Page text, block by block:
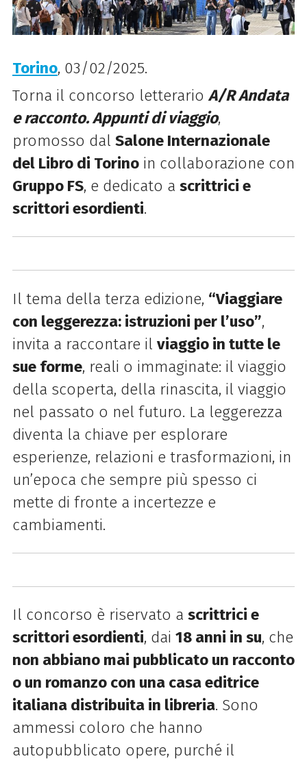
Torino, 03/02/2025.
Torna il concorso letterario A/R Andata
e racconto. Appunti di viaggio,
promosso dal Salone Internazionale
del Libro di Torinoin collaborazione con
Gruppo FS, e dedicato a scrittrici e
scrittori esordienti.
Il tema della terza edizione, “Viaggiare
con leggerezza: istruzioni per l’uso”,
invita a raccontare il viaggio in tutte le
sue forme, reali o immaginate: il viaggio
della scoperta, della rinascita, il viaggio
nel passato o nel futuro. La leggerezza
diventa la chiave per esplorare
esperienze, relazioni e trasformazioni, in
un’epoca che sempre più spesso ci
mette di fronte a incertezze e
cambiamenti.
Il concorso è riservato a scrittrici e
scrittori esordienti, dai 18 anni in su, che
non abbiano mai pubblicato un racconto
o un romanzo con una casa editrice
italiana distribuita in libreria. Sono
ammessi coloro che hanno
autopubblicato opere, purché il